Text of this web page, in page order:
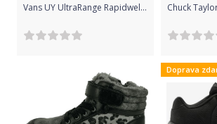
Vans UY UltraRange Rapidweld Checkerboard Black/True White 30
Doprava